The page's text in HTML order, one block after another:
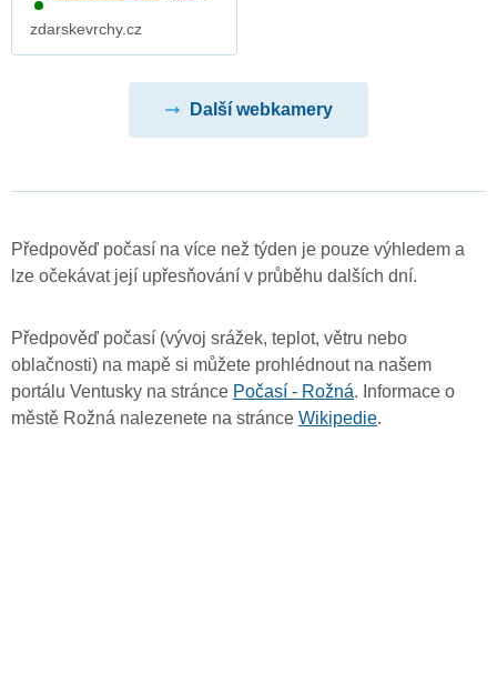
zdarskevrchy.cz
Další webkamery
Předpověď počasí na více než týden je pouze výhledem a
lze očekávat její upřesňování v průběhu dalších dní.
Předpověď počasí (vývoj srážek, teplot, větru nebo
oblačnosti) na mapě si můžete prohlédnout na našem
portálu Ventusky na stránce Počasí - Rožná. Informace o
městě Rožná nalezenete na stránce Wikipedie.